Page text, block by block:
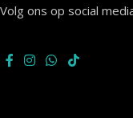
Volg ons op social